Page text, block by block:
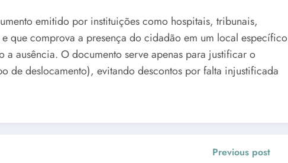
emitido por instituições como hospitais, tribunais,
que comprova a presença do cidadão em um local específico
ausência. O documento serve apenas para justificar o
de deslocamento), evitando descontos por falta injustificada
Previous post